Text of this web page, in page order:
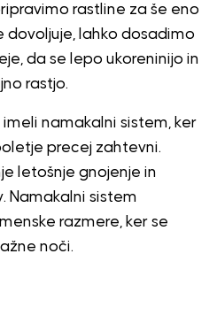
rastline za še eno
dovoljuje, lahko dosadimo
da se lepo ukoreninijo in
rastjo.
namakalni sistem, ker
precej zahtevni.
letošnje gnojenje in
Namakalni sistem
razmere, ker se
noči.